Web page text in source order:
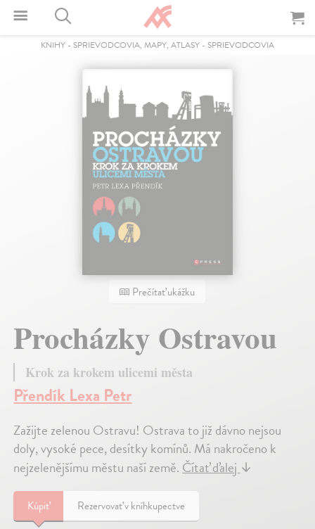
KNIHY - SPRIEVODCOVIA, MAPY, ATLASY - SPRIEVODCOVIA
Prečítať ukážku
Procházky Ostravou
Krok za krokem ulicemi města
Přendík Lexa Petr
Zažijte zelenou Ostravu! Ostrava to již dávno nejsou
doly, vysoké pece, desítky komínů. Má nakročeno k
nejzelenějšímu městu naší země. Čítať ďalej ↓
Kúpiť Rezervovať v kníhkupectve